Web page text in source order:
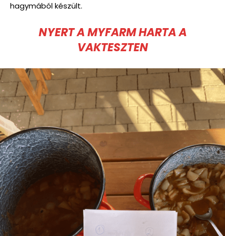
hagymából készült.
NYERT A MYFARM HARTA A
VAKTESZTEN